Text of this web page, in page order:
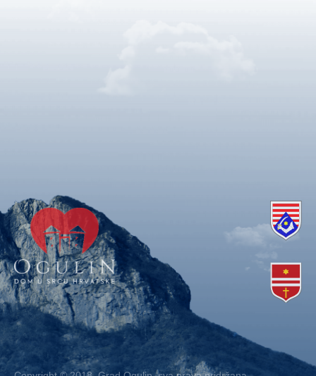
Copyright © 2018. Grad Ogulin, sva prava pridržana.